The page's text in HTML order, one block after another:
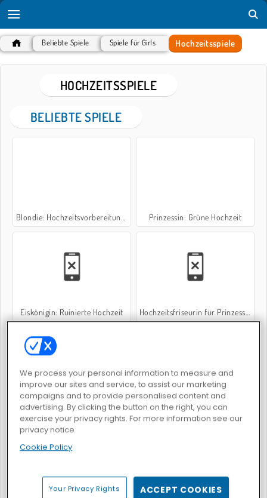
Beliebte Spiele Spiele für Girls Hochzeitsspiele
HOCHZEITSSPIELE
BELIEBTE SPIELE
Blondie: Hochzeitsvorbereitungen Prinzessin: Grüne Hochzeit
Eiskönigin: Ruinierte Hochzeit Hochzeitsfriseurin für Prinzessinnen
Dolly: Brautschau Klassische Glamour-Doppelhochzeit
We process your personal information to measure and
improve our sites and service, to assist our marketing
campaigns and to provide personalised content and
advertising. By clicking the button on the right, you can
exercise your privacy rights. For more information see our
privacy notice
Cookie Policy
Your Privacy Rights ACCEPT COOKIES